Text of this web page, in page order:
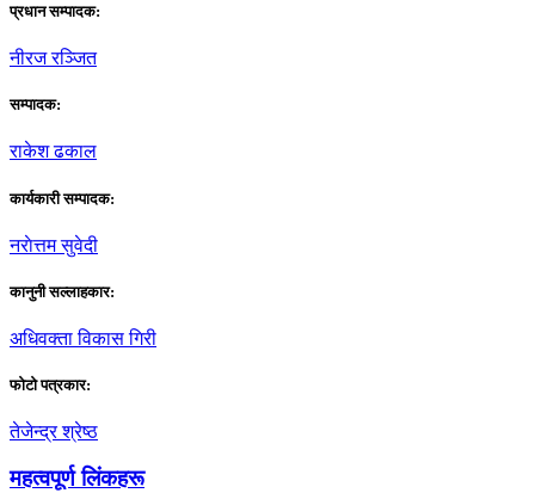
प्रधान सम्पादक:
नीरज रञ्जित
सम्पादक:
राकेश ढकाल
कार्यकारी सम्पादक:
नराेत्तम सुवेदी
कानुनी सल्लाहकार:
अधिवक्ता विकास गिरी
फाेटाे पत्रकार:
तेजेन्द्र श्रेष्ठ
महत्वपूर्ण लिंकहरू